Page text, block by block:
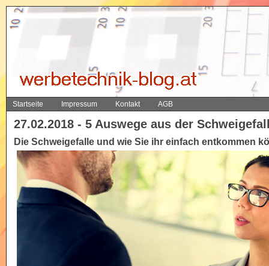
Startseite Impressum Kontakt AGB
27.02.2018 - 5 Auswege aus der
Die Schweigefalle und wie Sie ihr einfach entkommen